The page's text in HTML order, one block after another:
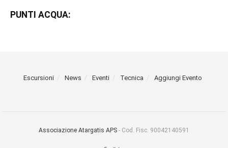
PUNTI ACQUA:
Escursioni News Eventi Tecnica Aggiungi Evento
Associazione Atargatis APS - Cod. Fisc. 90042140591